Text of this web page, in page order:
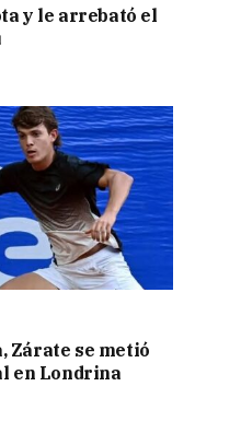
y le arrebató el
Zárate se metió
en Londrina